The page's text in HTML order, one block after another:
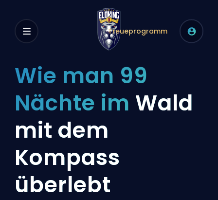
Treueprogramm
Wie man 99
Nächte im Wald
mit dem
Kompass
überlebt